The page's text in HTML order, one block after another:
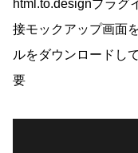
html.to.designプラグ
接モックアップ画面
ルをダウンロードし
要